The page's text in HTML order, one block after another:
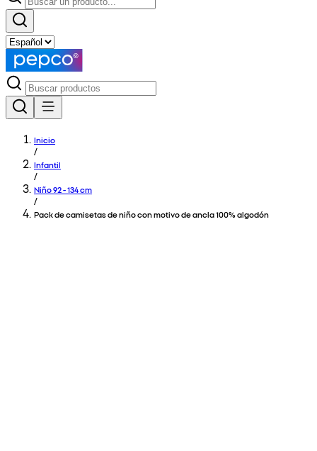
Inicio
/
Infantil
/
Niño 92 - 134 cm
/
Pack de camisetas de niño con motivo de ancla 100% algodón